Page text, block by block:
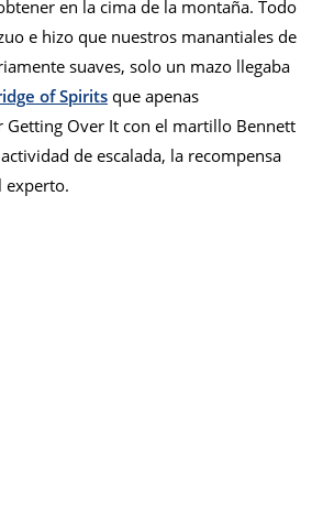
en la cima de la montaña. Todo
e hizo que nuestros manantiales de
suaves, solo un mazo llegaba
of Spirits que apenas
Getting Over It con el martillo Bennett
de escalada, la recompensa
experto.